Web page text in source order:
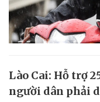
Lào Cai: Hỗ trợ
người dân phải